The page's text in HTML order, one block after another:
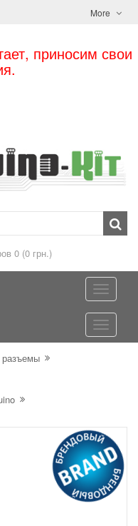
More
приносим свои
0 (0 грн.)